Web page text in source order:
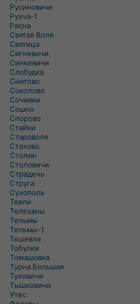
Русиновичи
Рухча-1
Рясна
Святая Воля
Святица
Сигневичи
Синкевичи
Слобудка
Снитово
Соколово
Сочивки
Сошно
Спорово
Стайки
Староволя
Стахово
Столин
Столовичи
Страдечь
Струга
Сухополь
Тевли
Телеханы
Тельмы
Тельмы-1
Тешевле
Тобулки
Томашовка
Турна Большая
Туховичи
Тышковичи
Утес